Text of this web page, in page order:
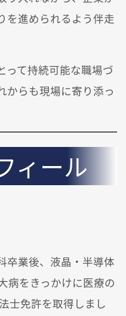
を進められるよう伴走
って持続可能な職場づ
からも現場に寄り添っ
ィール
卒業後、液晶・半導体
病をきっかけに医療の
士免許を取得しまし